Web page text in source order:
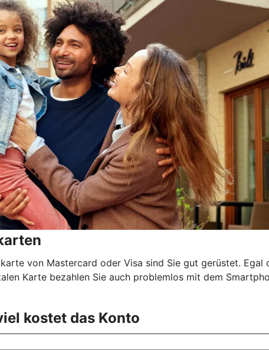
von Mastercard oder Visa sind Sie gut gerüstet.
Karte bezahlen Sie auch problemlos mit dem
kostet das Konto